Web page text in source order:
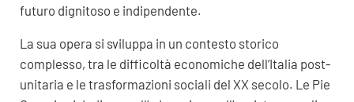
futuro dignitoso e indipendente.
La sua opera si sviluppa in un contesto storico
complesso, tra le difficoltà economiche dell’Italia post-
unitaria e le trasformazioni sociali del XX secolo. Le Pie